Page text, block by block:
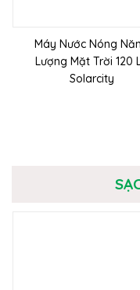
Máy Nước Nóng
Lượng Mặt Trời 120
Solarcity